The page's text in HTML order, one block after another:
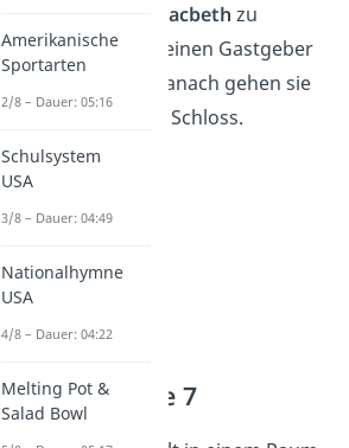
Macbeth zu
führen, damit er seinen Gastgeber
begrüßen kann. Danach gehen sie
gemeinsam in das Schloss.
Akt 1 — Szene 7
Amerikanische
Sportarten
2/8 – Dauer: 05:16
Schulsystem
USA
3/8 – Dauer: 04:49
Nationalhymne
USA
4/8 – Dauer: 04:22
Melting Pot &
Salad Bowl